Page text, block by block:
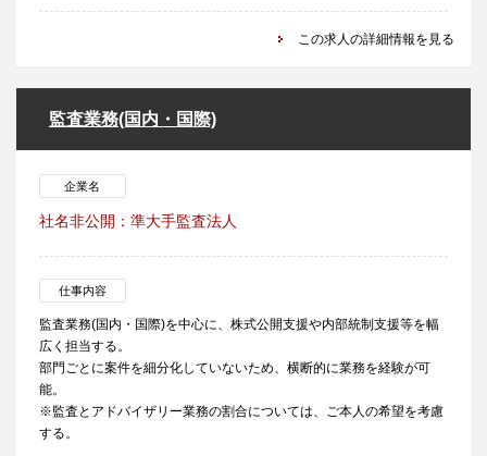
この求人の詳細情報を見る
監査業務(国内・国際)
企業名
社名非公開：準大手監査法人
仕事内容
監査業務(国内・国際)を中心に、株式公開支援や内部統制支援等を幅
広く担当する。
部門ごとに案件を細分化していないため、横断的に業務を経験が可
能。
※監査とアドバイザリー業務の割合については、ご本人の希望を考慮
する。